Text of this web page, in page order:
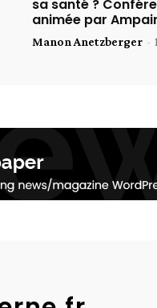
sa santé ?
animée par
Manon Anetzberger -